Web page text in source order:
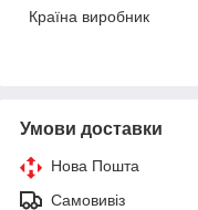
Країна виробник
Умови доставки
Нова Пошта
Самовивіз